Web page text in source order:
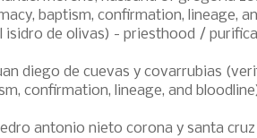
baptism, confirmation, lineage,
isidro de olivas) - priesthood /
diego de cuevas y covarrubias
confirmation, lineage, and
antonio nieto corona y santa